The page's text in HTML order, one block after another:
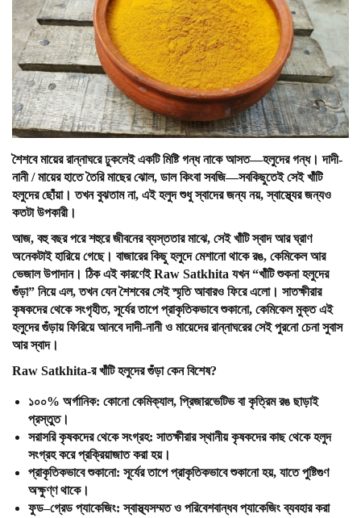
শৈশবে মায়ের রান্নাঘরে ঢুকলেই একটি মিষ্টি গন্ধ নাকে আসত—হলুদের গন্ধ। দাদী-
নানী / মায়ের হাতে তৈরি মাছের ঝোল, ডাল কিংবা সবজি—সবকিছুতেই সেই খাঁটি
হলুদের ছোঁয়া। তখন বুঝতাম না, এই হলুদ শুধু স্বাদের জন্য নয়, স্বাস্থ্যের জন্যও
কতটা উপকারী।
আজ, বহু বছর পরে শহুরে জীবনের ব্যস্ততার মাঝে, সেই খাঁটি স্বাদ আর ঘ্রাণ
অনেকটাই হারিয়ে গেছে। বাজারের কিছু হলুদে মেশানো থাকে রঙ, কেমিকেল আর
ভেজাল উপাদান। ঠিক এই কারণেই Raw Satkhita যখন “খাঁটি শুকনা হলুদের
গুঁড়া” নিয়ে এল, তখন যেন শৈশবের সেই স্মৃতি আবারও ফিরে এলো। সাতক্ষীরার
কৃষকদের থেকে সংগৃহীত, সূর্যের তাপে প্রাকৃতিকভাবে শুকানো, কেমিকেল মুক্ত এই
হলুদের গুঁড়ায় ফিরিয়ে আনবে দাদী-নানী ও মায়েদের রান্নাঘরের সেই পুরনো চেনা সুবাস
আর স্বাদ।
Raw Satkhita-র খাঁটি হলুদের গুঁড়া কেন বিশেষ?
১০০% অর্গানিক: কোনো কেমিক্যাল, প্রিজারভেটিভ বা কৃত্রিম রঙ ছাড়াই
প্রস্তুত।
সরাসরি কৃষকদের থেকে সংগ্রহ: সাতক্ষীরার স্থানীয় কৃষকদের কাছ থেকে হলুদ
সংগ্রহ করে প্রক্রিয়াজাত করা হয়।
প্রাকৃতিকভাবে শুকানো: সূর্যের তাপে প্রাকৃতিকভাবে শুকানো হয়, যাতে পুষ্টিগুণ
অক্ষুণ্ণ থাকে।
ফুড–গ্রেড প্যাকেজিং: স্বাস্থ্যসম্মত ও পরিবেশবান্ধব প্যাকেজিং ব্যবহার করা